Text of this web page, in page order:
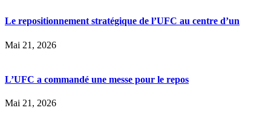
Le repositionnement stratégique de l’UFC au centre d’un
Mai 21, 2026
L’UFC a commandé une messe pour le repos
Mai 21, 2026